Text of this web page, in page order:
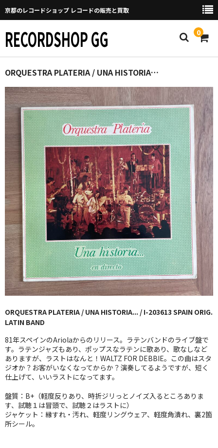
京都のレコードショップ レコードの販売と買取
RECORDSHOP GG 0
Home
マイページ
GGについて
買取について
取り置きなどについて
Categories
New Arrivals
新譜
GG RECORD （当店のレーベル）
全商品
JAZZ-US
BLUE NOTE
JAZZ-EU
JAZZ-JP
JAZZ-VOCAL
J-POP
ROCK
FOLK,SSW
ORQUESTRA PLATERIA / UNA HISTORIA…
ORQUESTRA PLATERIA / UNA HISTORIA... / I-203613 SPAIN ORIG.
LATIN BAND
81年スペインのAriolaからのリリース。ラテンバンドのライブ盤で
す。ラテンジャズもあり、ポップスなラテンに歌あり、歌なしなど
ありますが、ラストはなんと！WALTZ FOR DEBBIE。この曲はスタ
ジオか？お客がいなくなってからか？演奏してるようですが、短く
仕上げて、いいラストになってます。
盤質：B+（軽度反りあり、時折ジリっとノイズ入るところありま
す、試聴１は冒頭で、試聴２はラストに）
ジャケット：縁すれ・汚れ、軽度リングウェア、軽度角潰れ、裏2箇
所シール。